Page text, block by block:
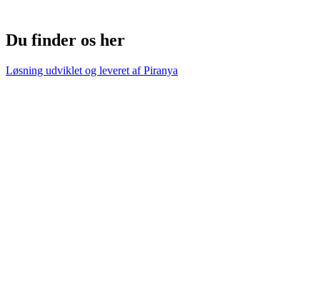
Du finder os her
Løsning udviklet og leveret afPiranya